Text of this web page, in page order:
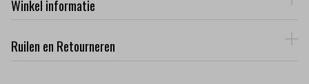
Winkel informatie
Ruilen en Retourneren